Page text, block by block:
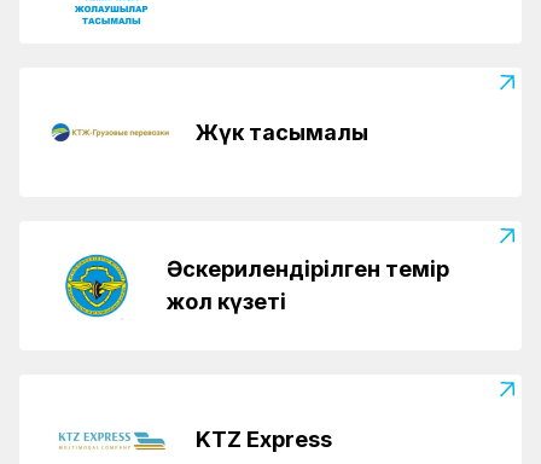
Жүк тасымалы
Әскерилендірілген темір
жол күзеті
KTZ Express